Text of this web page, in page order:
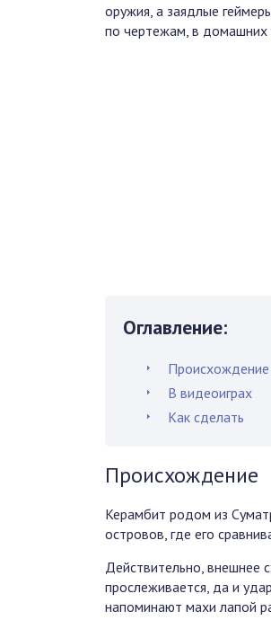
оружия, а заядлые
по чертежам, в домашних
Оглавление:
Происхождение
В видеоиграх
Как сделать
Происхождение
Керамбит родом из
островов, где его
Действительно, внешнее
прослеживается, да и
напоминают махи лапой